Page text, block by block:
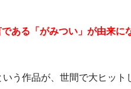
である「がみつい」が由来に
う作品が、世間で大ヒット